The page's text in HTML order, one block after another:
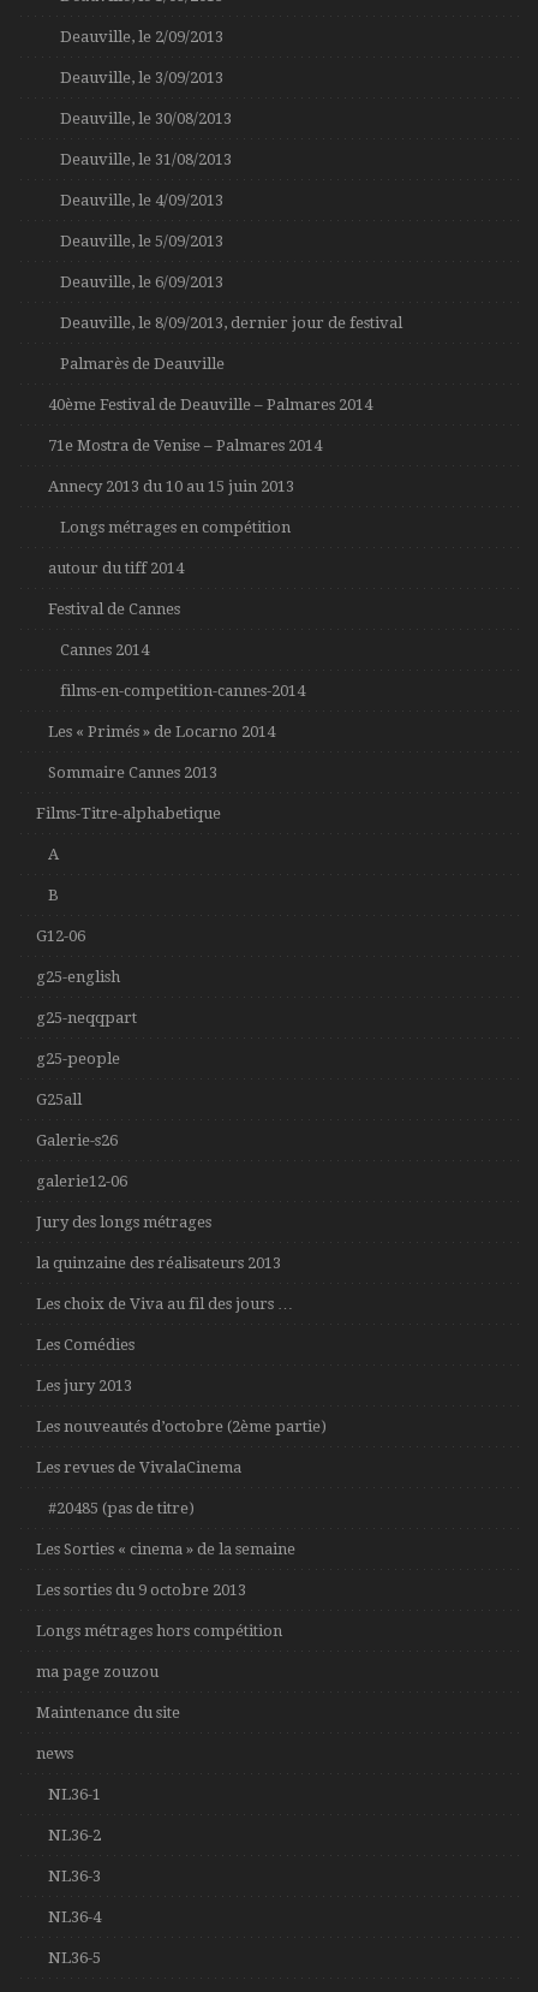
Deauville, le 2/09/2013
Deauville, le 3/09/2013
Deauville, le 30/08/2013
Deauville, le 31/08/2013
Deauville, le 4/09/2013
Deauville, le 5/09/2013
Deauville, le 6/09/2013
Deauville, le 8/09/2013, dernier jour de festival
Palmarès de Deauville
40ème Festival de Deauville – Palmares 2014
71e Mostra de Venise – Palmares 2014
Annecy 2013 du 10 au 15 juin 2013
Longs métrages en compétition
autour du tiff 2014
Festival de Cannes
Cannes 2014
films-en-competition-cannes-2014
Les « Primés » de Locarno 2014
Sommaire Cannes 2013
Films-Titre-alphabetique
A
B
G12-06
g25-english
g25-neqqpart
g25-people
G25all
Galerie-s26
galerie12-06
Jury des longs métrages
la quinzaine des réalisateurs 2013
Les choix de Viva au fil des jours …
Les Comédies
Les jury 2013
Les nouveautés d’octobre (2ème partie)
Les revues de VivalaCinema
#20485 (pas de titre)
Les Sorties « cinema » de la semaine
Les sorties du 9 octobre 2013
Longs métrages hors compétition
ma page zouzou
Maintenance du site
news
NL36-1
NL36-2
NL36-3
NL36-4
NL36-5